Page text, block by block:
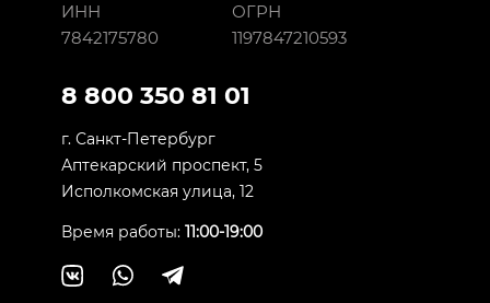
ИНН
7842175780
ОГРН
1197847210593
8 800 350 81 01
г. Санкт-Петербург
Аптекарский проспект, 5
Исполкомская улица, 12
Время работы: 11:00-19:00